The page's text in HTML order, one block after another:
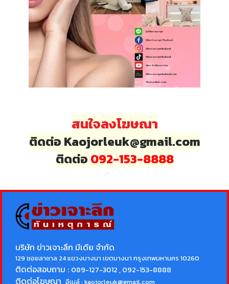
สนใจลงโฆษณา
ติดต่อ Kaojorleuk@gmail.com
ติดต่อ 092-153-8888
บริษัท ข่าวเจาะลึก มีเดีย จำกัด
129 ซอยลาซาล 24 แขวงบางนา เขตบางนา กรุงเทพมหานคร 10260
ติดต่อสอบถาม : 089-127-3012 , 092-153-8888
ติดต่อโฆษณา อีเมล์ :kaojorleuk@gmail.com